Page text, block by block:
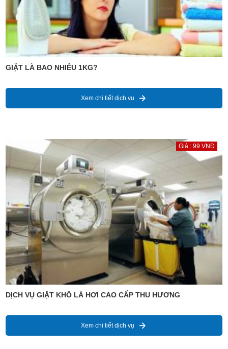
GIẶT LÀ BAO NHIÊU 1KG?
Xem chi tiết dịch vụ
Giá : 99 VNĐ
DỊCH VỤ GIẶT KHÔ LÀ HƠI CAO CẤP THU HƯƠNG
Xem chi tiết dịch vụ